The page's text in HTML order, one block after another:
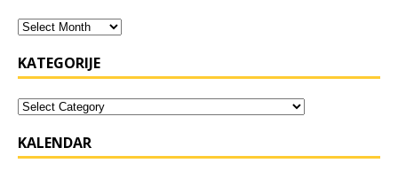
KATEGORIJE
KALENDAR